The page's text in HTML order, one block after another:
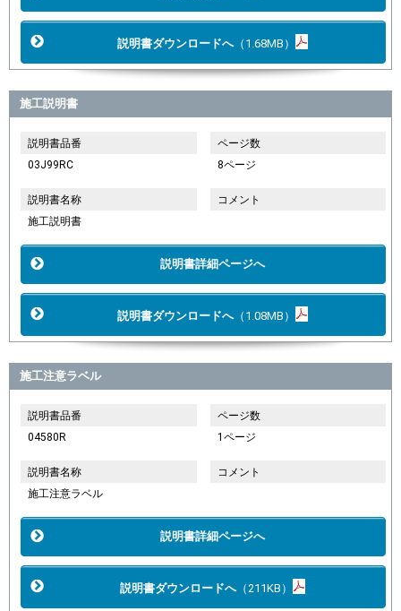
説明書ダウンロードへ（1.68MB）
施工説明書
説明書品番
03J99RC
ページ数
8ページ
説明書名称
施工説明書
コメント
説明書詳細ページへ
説明書ダウンロードへ（1.08MB）
施工注意ラベル
説明書品番
04580R
ページ数
1ページ
説明書名称
施工注意ラベル
コメント
説明書詳細ページへ
説明書ダウンロードへ（211KB）